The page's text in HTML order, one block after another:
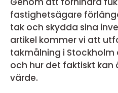
fastighetsägare
tak och skydda sina
artikel kommer vi att
takmålning i Stockholm
och hur det faktiskt kan
värde.